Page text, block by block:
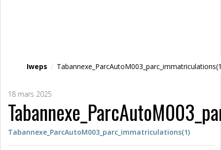
Iweps /
18 mars 2025
Tabannexe_ParcAutoM003_parc_immatriculations(1)